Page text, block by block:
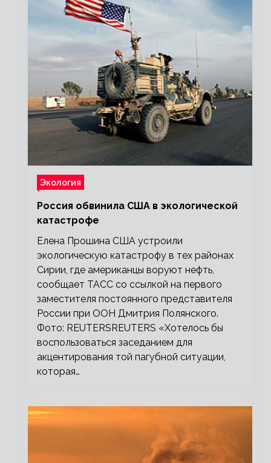
Экология
Россия обвинила США в экологической
катастрофе
Елена Прошина США устроили
экологическую катастрофу в тех районах
Сирии, где американцы воруют нефть,
сообщает ТАСС со ссылкой на первого
заместителя постоянного представителя
России при ООН Дмитрия Полянского.
Фото: REUTERSREUTERS «Хотелось бы
воспользоваться заседанием для
акцентирования той пагубной ситуации,
которая…